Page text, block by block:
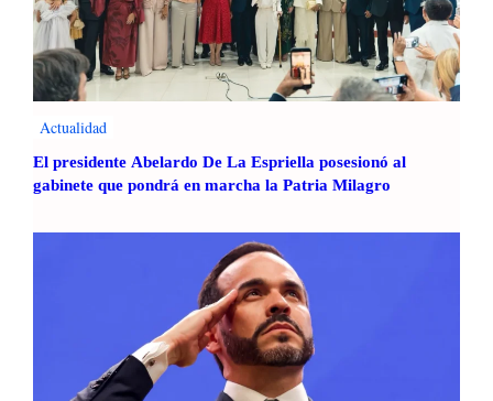
Actualidad
El presidente Abelardo De La Espriella posesionó al
gabinete que pondrá en marcha la Patria Milagro